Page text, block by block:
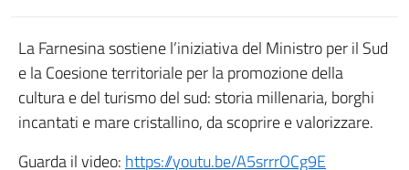
La Farnesina sostiene l’iniziativa del Ministro per il Sud
e la Coesione territoriale per la promozione della
cultura e del turismo del sud: storia millenaria, borghi
incantati e mare cristallino, da scoprire e valorizzare.
Guarda il video: https://youtu.be/A5srrrOCg9E